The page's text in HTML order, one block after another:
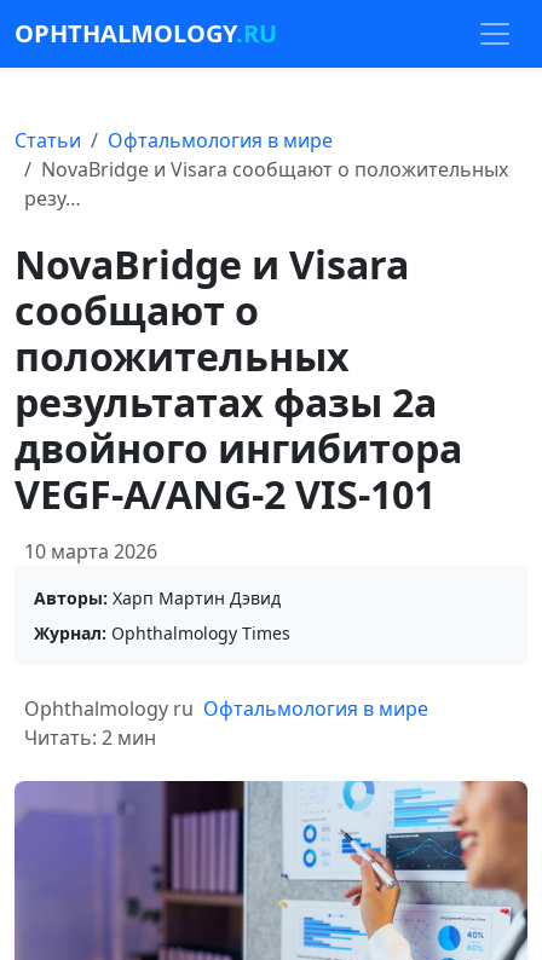
OPHTHALMOLOGY.RU
Статьи
Офтальмология в мире
NovaBridge и Visara сообщают о положительных
резу…
NovaBridge и Visara
сообщают о
положительных
результатах фазы 2a
двойного ингибитора
VEGF-A/ANG-2 VIS-101
10 марта 2026
Авторы: Харп Мартин Дэвид
Журнал: Ophthalmology Times
Ophthalmology ru Офтальмология в мире
Читать: 2 мин